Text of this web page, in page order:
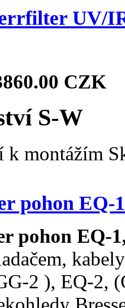
UV/
CZK
S-W
k montážím
pohon EQ-
pohon EQ-
2 ), EQ-2,